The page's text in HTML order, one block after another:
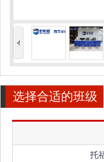
<
选择合适的班级
托